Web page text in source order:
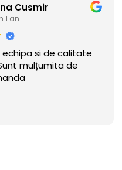
1 an
seriozitate și
- ei chiar se
sa fie